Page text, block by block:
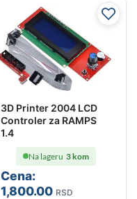
3D Printer 2004 LCD
Controler za RAMPS
1.4
Cena:
1,800.00 RSD
Na lageru 3 kom